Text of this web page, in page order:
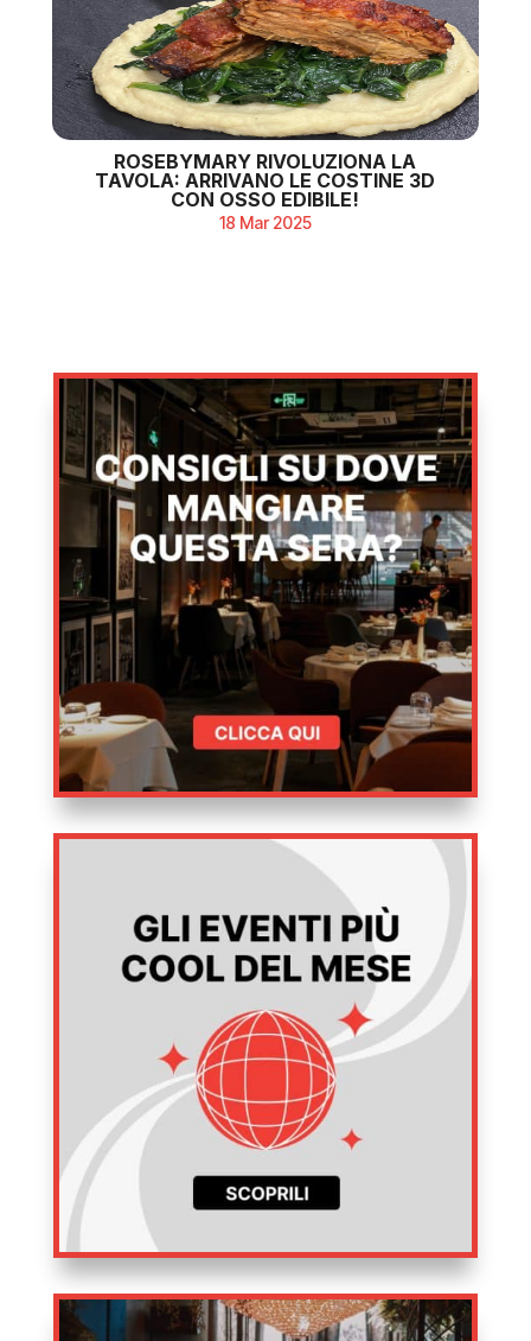
ROSEBYMARY RIVOLUZIONA LA
TAVOLA: ARRIVANO LE COSTINE 3D
CON OSSO EDIBILE!
18 Mar 2025